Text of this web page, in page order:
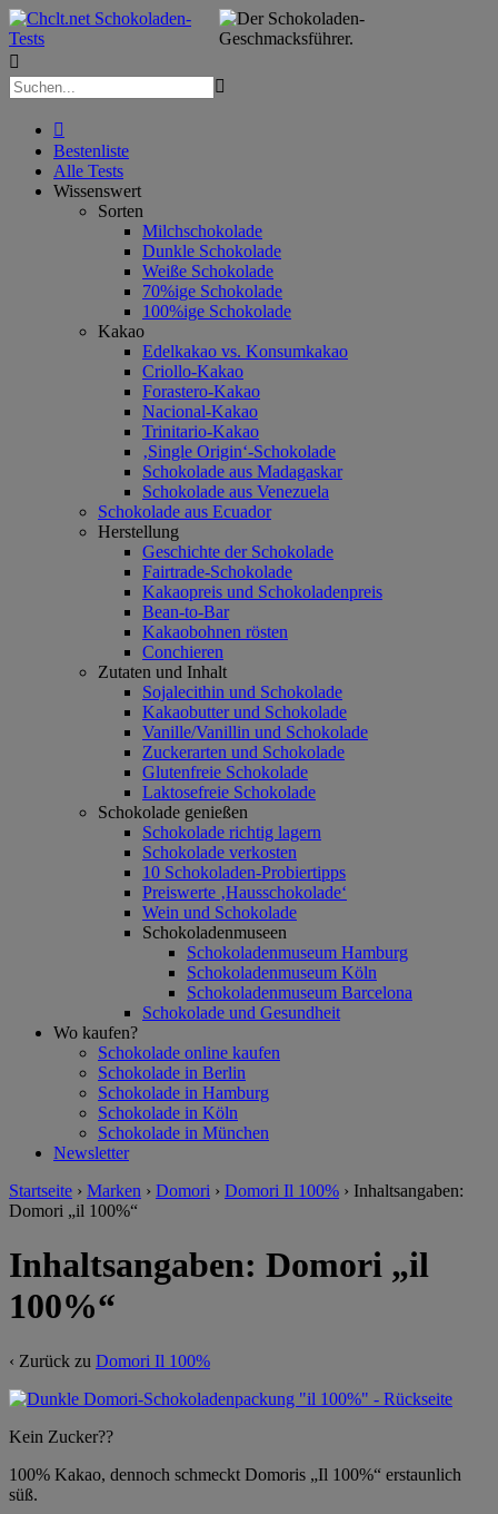



Bestenliste
Alle Tests
Wissenswert
Sorten
Milchschokolade
Dunkle Schokolade
Weiße Schokolade
70%ige Schokolade
100%ige Schokolade
Kakao
Edelkakao vs. Konsumkakao
Criollo-Kakao
Forastero-Kakao
Nacional-Kakao
Trinitario-Kakao
‚Single Origin‘-Schokolade
Schokolade aus Madagaskar
Schokolade aus Venezuela
Schokolade aus Ecuador
Herstellung
Geschichte der Schokolade
Fairtrade-Schokolade
Kakaopreis und Schokoladenpreis
Bean-to-Bar
Kakaobohnen rösten
Conchieren
Zutaten und Inhalt
Sojalecithin und Schokolade
Kakaobutter und Schokolade
Vanille/Vanillin und Schokolade
Zuckerarten und Schokolade
Glutenfreie Schokolade
Laktosefreie Schokolade
Schokolade genießen
Schokolade richtig lagern
Schokolade verkosten
10 Schokoladen-Probiertipps
Preiswerte ‚Hausschokolade‘
Wein und Schokolade
Schokoladenmuseen
Schokoladenmuseum Hamburg
Schokoladenmuseum Köln
Schokoladenmuseum Barcelona
Schokolade und Gesundheit
Wo kaufen?
Schokolade online kaufen
Schokolade in Berlin
Schokolade in Hamburg
Schokolade in Köln
Schokolade in München
Newsletter
Startseite › Marken › Domori › Domori Il 100% › Inhaltsangaben:
Domori „il 100%“
Inhaltsangaben: Domori „il
100%“
‹ Zurück zu Domori Il 100%
Kein Zucker??
100% Kakao, dennoch schmeckt Domoris „Il 100%“ erstaunlich
süß.